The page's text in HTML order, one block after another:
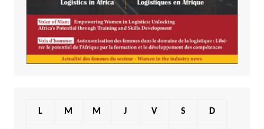
L M M J V S D